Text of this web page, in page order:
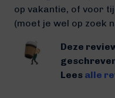
op vakantie, of voor
(moet je wel op zoek
Deze
Lees alle